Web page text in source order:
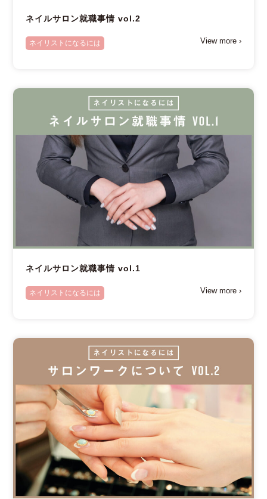
ネイルサロン就職事情 vol.2
ネイリストになるには View more ›
ネイルサロン就職事情 vol.1
ネイリストになるには View more ›